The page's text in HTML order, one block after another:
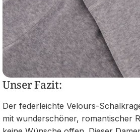
Unser Fazit:
Der federleichte Velours-
mit wunderschöner, romantischer